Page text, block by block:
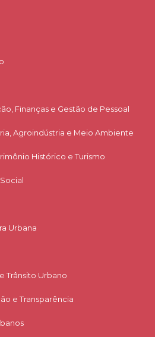
Finanças e Gestão de Pessoal
Agroindústria e Meio Ambiente
Histórico e Turismo
Urbana
Trânsito Urbano
e Transparência